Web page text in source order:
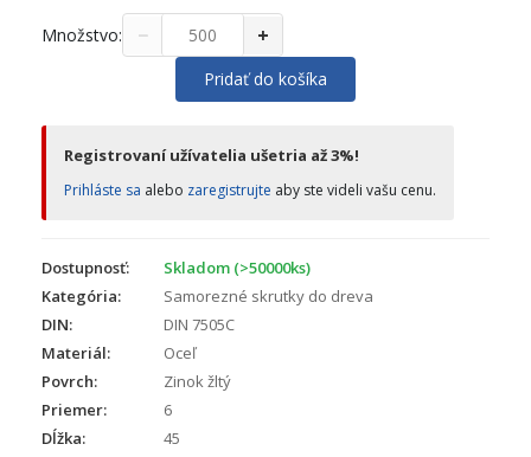
Množstvo: − +
Pridať do košíka
Registrovaní užívatelia ušetria až 3%!
Prihláste sa alebo zaregistrujte aby ste videli vašu cenu.
Dostupnosť:
Skladom (>50000ks)
Kategória:
Samorezné skrutky do dreva
DIN:
DIN 7505C
Materiál:
Oceľ
Povrch:
Zinok žltý
Priemer:
6
Dĺžka:
45